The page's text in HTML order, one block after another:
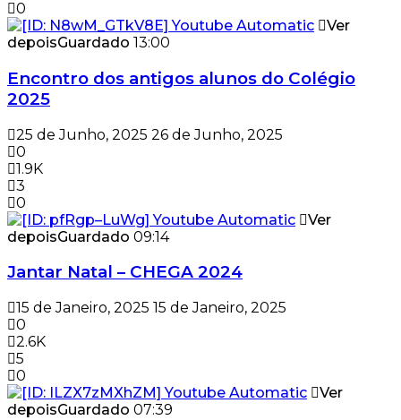
0
Ver
depoisGuardado 13:00
Encontro dos antigos alunos do Colégio
2025
25 de Junho, 2025 26 de Junho, 2025
0
1.9K
3
0
Ver
depoisGuardado 09:14
Jantar Natal – CHEGA 2024
15 de Janeiro, 2025 15 de Janeiro, 2025
0
2.6K
5
0
Ver
depoisGuardado 07:39